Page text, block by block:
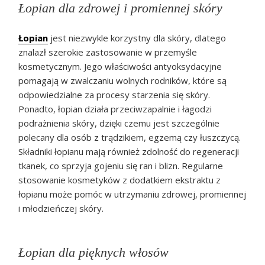
Łopian dla zdrowej i promiennej skóry
Łopian jest niezwykle korzystny dla skóry, dlatego
znalazł szerokie zastosowanie w przemyśle
kosmetycznym. Jego właściwości antyoksydacyjne
pomagają w zwalczaniu wolnych rodników, które są
odpowiedzialne za procesy starzenia się skóry.
Ponadto, łopian działa przeciwzapalnie i łagodzi
podrażnienia skóry, dzięki czemu jest szczególnie
polecany dla osób z trądzikiem, egzemą czy łuszczycą.
Składniki łopianu mają również zdolność do regeneracji
tkanek, co sprzyja gojeniu się ran i blizn. Regularne
stosowanie kosmetyków z dodatkiem ekstraktu z
łopianu może pomóc w utrzymaniu zdrowej, promiennej
i młodzieńczej skóry.
Łopian dla pięknych włosów